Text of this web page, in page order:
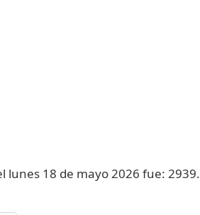
lunes 18 de mayo 2026 fue: 2939.